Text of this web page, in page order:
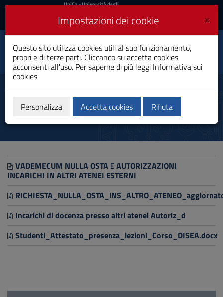
Vai
al
navigazione
sito
al
Footer
UniCa
Accedi
UniCa- Università degli
Accedi UniCA News
Toggle
navigation
Dipartimento di Scienze
economiche ed aziendali
Didattica
VADEMECUM NULLA OSTA E AUTORIZZAZIONI
INCARICHI IN ALTRI ATENEI ESTERNI
Incarichi di docenza presso altri atenei Autoriz_d
Studenti_Attestato_presenza_lezioni_Corso_DISEA.docx
×
Impostazioni dei cookie
Questo sito utilizza cookies utili al suo funzionamento,
propri e di terze parti. Cliccando su accetta cookies
acconsenti all'uso. Per saperne di più leggi Informativa sui
cookies
Personalizza Accetta cookies Rifiuta